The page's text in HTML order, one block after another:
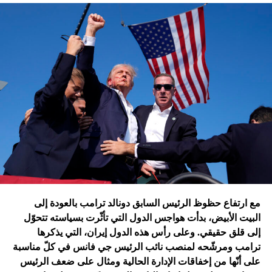
تقُم بمثله غارات التحالف الدولي؟ أم هي تدمير الطائرات
الإسرائيلية للمرّة الأولى مستودعاً لصواريخ الحزب في عمق
الجنوب في عدلون في قضاء الزهراني؟
ترامب الذي أكّد أنّه سينهي الحروب
التي اندلعت في عهد بايدن، قد
يضغط على إسرائيل لوقف الحرب
في غزة
إدارة بايدن ونهاية منظومة.. وانتقام نتنياهو
فتح باباً كبيراً على تحوّلات جذرية في السياسة الأميركية وتعاطي
إسرائيل معها، أبرزها:
مع ارتفاع حظوظ الرئيس السابق دونالد ترامب بالعودة إلى
البيت الأبيض، بدأت هواجس الدول التي تأثّرت بسياسته تتحوّل
إلى قلق حقيقي. وعلى رأس هذه الدول إيران، التي يذكرها
ترامب ومرشّحه لمنصب نائب الرئيس جي فانس في كلّ مناسبة
على أنّها من إخفاقات الإدارة الحالية ومثال على ضعف الرئيس